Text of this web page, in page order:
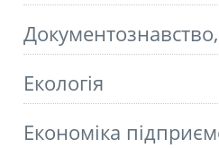
Екологія
Економіка